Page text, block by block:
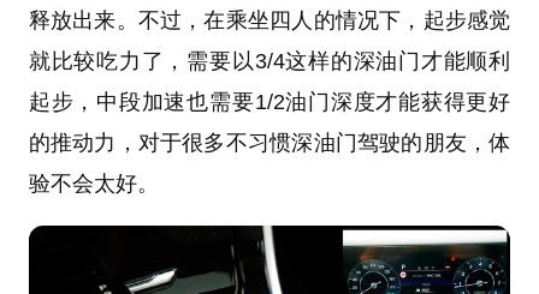
释放出来。不过，在乘坐四人的情况下，起步感觉
就比较吃力了，需要以3/4这样的深油门才能顺利
起步，中段加速也需要1/2油门深度才能获得更好
的推动力，对于很多不习惯深油门驾驶的朋友，体
验不会太好。